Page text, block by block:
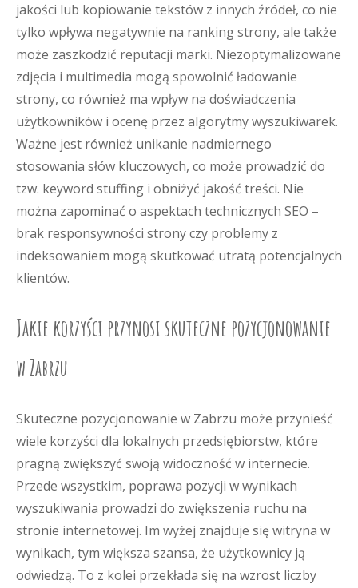
jakości lub kopiowanie tekstów z innych źródeł, co nie
tylko wpływa negatywnie na ranking strony, ale także
może zaszkodzić reputacji marki. Niezoptymalizowane
zdjęcia i multimedia mogą spowolnić ładowanie
strony, co również ma wpływ na doświadczenia
użytkowników i ocenę przez algorytmy wyszukiwarek.
Ważne jest również unikanie nadmiernego
stosowania słów kluczowych, co może prowadzić do
tzw. keyword stuffing i obniżyć jakość treści. Nie
można zapominać o aspektach technicznych SEO –
brak responsywności strony czy problemy z
indeksowaniem mogą skutkować utratą potencjalnych
klientów.
Jakie korzyści przynosi skuteczne pozycjonowanie
w Zabrzu
Skuteczne pozycjonowanie w Zabrzu może przynieść
wiele korzyści dla lokalnych przedsiębiorstw, które
pragną zwiększyć swoją widoczność w internecie.
Przede wszystkim, poprawa pozycji w wynikach
wyszukiwania prowadzi do zwiększenia ruchu na
stronie internetowej. Im wyżej znajduje się witryna w
wynikach, tym większa szansa, że użytkownicy ją
odwiedzą. To z kolei przekłada się na wzrost liczby